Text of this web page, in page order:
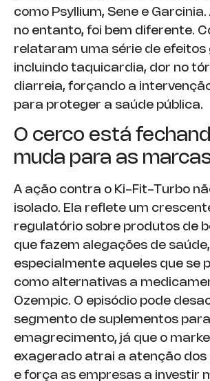
como Psyllium, Sene e
no entanto, foi bem diferente.
relataram uma série de efeitos
incluindo taquicardia, dor no
diarreia, forçando a
para proteger a saúde pública.
O cerco está
muda para as
A ação contra o Ki-Fit-Turbo
isolado. Ela reflete um
regulatório sobre produtos de
que fazem alegações de saúde,
especialmente aqueles que se
como alternativas a
Ozempic. O episódio pode
segmento de suplementos para
emagrecimento, já que o
exagerado atrai a atenção dos
e força as empresas a investir